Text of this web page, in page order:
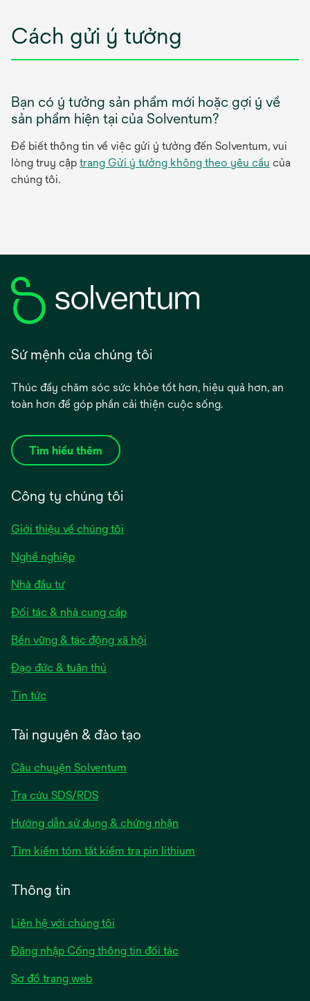
Cách gửi ý tưởng
Bạn có ý tưởng sản phẩm mới hoặc gợi ý về
sản phẩm hiện tại của Solventum?
Để biết thông tin về việc gửi ý tưởng đến Solventum, vui
lòng truy cập trang Gửi ý tưởng không theo yêu cầu của
chúng tôi.
Sứ mệnh của chúng tôi
Thúc đẩy chăm sóc sức khỏe tốt hơn, hiệu quả hơn, an
toàn hơn để góp phần cải thiện cuộc sống.
Tìm hiểu thêm
Công ty chúng tôi
Giới thiệu về chúng tôi
Nghề nghiệp
Nhà đầu tư
Đối tác & nhà cung cấp
Bền vững & tác động xã hội
Đạo đức & tuân thủ
Tin tức
Tài nguyên & đào tạo
Câu chuyện Solventum
Tra cứu SDS/RDS
Hướng dẫn sử dụng & chứng nhận
Tìm kiếm tóm tắt kiểm tra pin lithium
Thông tin
Liên hệ với chúng tôi
Đăng nhập Cổng thông tin đối tác
Sơ đồ trang web